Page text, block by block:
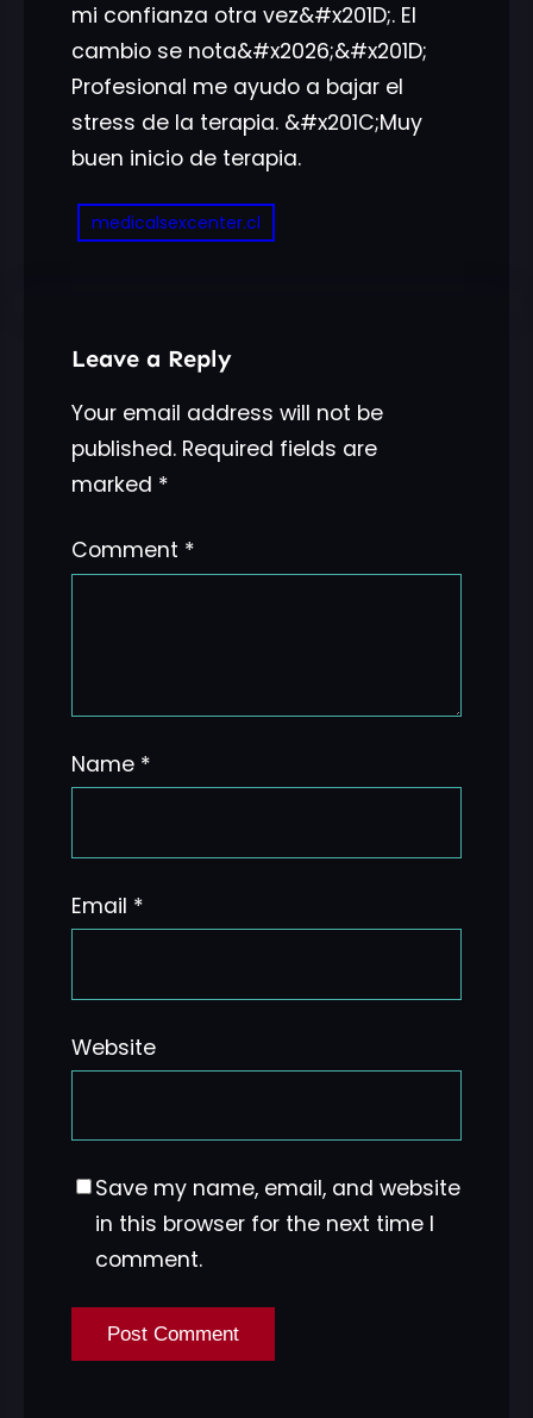
mi confianza otra vez&#x201D;. El
cambio se nota&#x2026;&#x201D;
Profesional me ayudo a bajar el
stress de la terapia. &#x201C;Muy
buen inicio de terapia.
medicalsexcenter.cl
Leave a Reply
Your email address will not be
published. Required fields are
marked *
Comment *
Name *
Email *
Website
Save my name, email, and website
in this browser for the next time I
comment.